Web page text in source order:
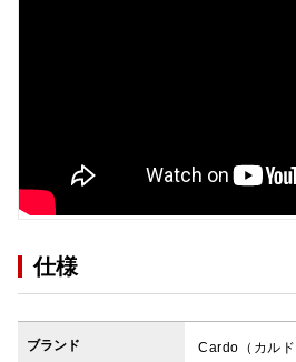
仕様
ブランド Cardo（カルド